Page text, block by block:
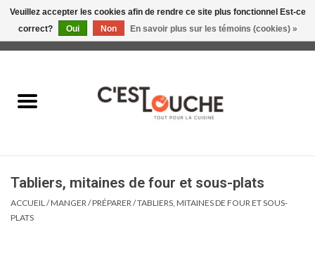
Table & Présentation
Boire
Tabliers, mitaines de four et sous-plats
ACCUEIL /MANGER /PRÉPARER /TABLIERS, MITAINES DE FOUR ET SOUS-
PLATS
Veuillez accepter les cookies afin de rendre ce site plus fonctionnel Est-ce
correct?
Oui Non En savoir plus sur les témoins (cookies) »